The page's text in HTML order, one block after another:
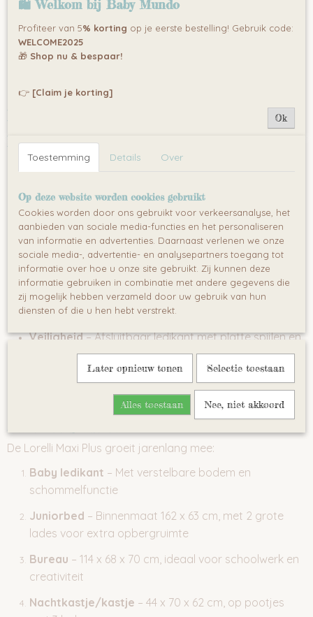
oplossing voor ouders die een
meegroeiende babykamer zoeken. Dit unieke ontwerp
combineert stijl, veiligheid en praktisch gebruiksgemak.
Het bed groeit mee met je kind en kan eenvoudig worden
nachtkastje en ledikant
Belangrijkste kenmerken van de Lorelli Maxi
Plus 5 in 1
Ledikant(167 x 72 x 104 cm) – Binnenmaat 110 x 63
Schommelsysteem
– Rustgevende wiegfunctie, met
vergrendeloptie voor extra veiligheid
In hoogte verstelbaar matras– 3 standen om
rugklachten te voorkomen
Commode– Met 3 ruime lades en plek om je baby te
verschonen
Veiligheid– Afsluitbaar ledikant met platte spijlen en
2 verwijderbare spijlen
Materiaal– Hoogwaardige 18 mm melamine
De Lorelli Maxi Plus groeit jarenlang mee:
Baby ledikant – Met verstelbare bodem en
schommelfunctie
Juniorbed – Binnenmaat 162 x 63 cm, met 2 grote
lades voor extra opbergruimte
Bureau – 114 x 68 x 70 cm, ideaal voor schoolwerk en
creativiteit
Nachtkastje/kastje – 44 x 70 x 62 cm, op pootjes
🛍 Welkom bij Baby Mundo
Profiteer van 5% korting op je eerste bestelling! Gebruik code:
WELCOME2025
🎁 Shop nu & bespaar!
👉 [Claim je korting]
Ok
Toestemming Details Over
Op deze website worden cookies gebruikt
Cookies worden door ons gebruikt voor verkeersanalyse, het
aanbieden van sociale media-functies en het personaliseren
van informatie en advertenties. Daarnaast verlenen we onze
sociale media-, advertentie- en analysepartners toegang tot
informatie over hoe u onze site gebruikt. Zij kunnen deze
informatie gebruiken in combinatie met andere gegevens die
zij mogelijk hebben verzameld door uw gebruik van hun
diensten of die u hen hebt verstrekt.
Later opnieuw tonen Selectie toestaan
Alles toestaan Nee, niet akkoord